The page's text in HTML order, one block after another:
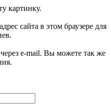
картинку.
сайта в этом браузере для
e-mail. Вы можете так же